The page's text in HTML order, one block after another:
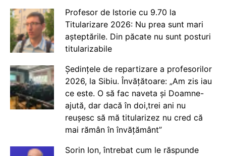
Profesor de Istorie cu 9.70 la
Titularizare 2026: Nu prea sunt mari
așteptările. Din păcate nu sunt posturi
titularizabile
Ședințele de repartizare a profesorilor
2026, la Sibiu. Învățătoare: „Am zis iau
ce este. O să fac naveta și Doamne-
ajută, dar dacă în doi,trei ani nu
reușesc să mă titularizez nu cred că
mai rămân în învățământ”
Sorin Ion, întrebat cum le răspunde